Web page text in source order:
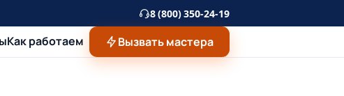
8 (800) 350-24-19
Как работаем Вызвать мастера